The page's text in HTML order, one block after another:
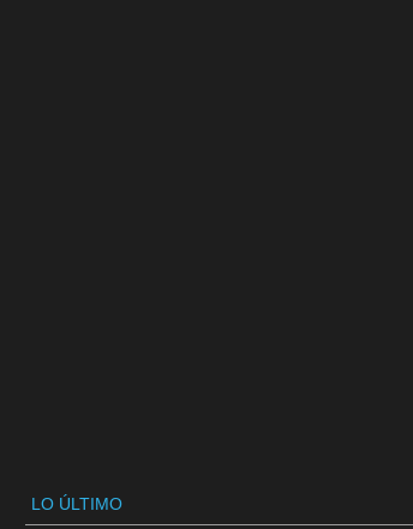
LO ÚLTIMO